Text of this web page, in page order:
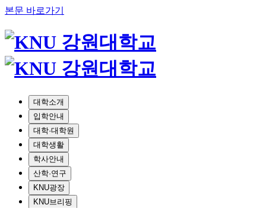
본문 바로가기
대학소개
입학안내
대학·대학원
대학생활
학사안내
산학·연구
KNU광장
KNU브리핑